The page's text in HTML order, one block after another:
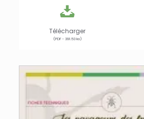
Télécharger
(PDF - 391.53 ko)